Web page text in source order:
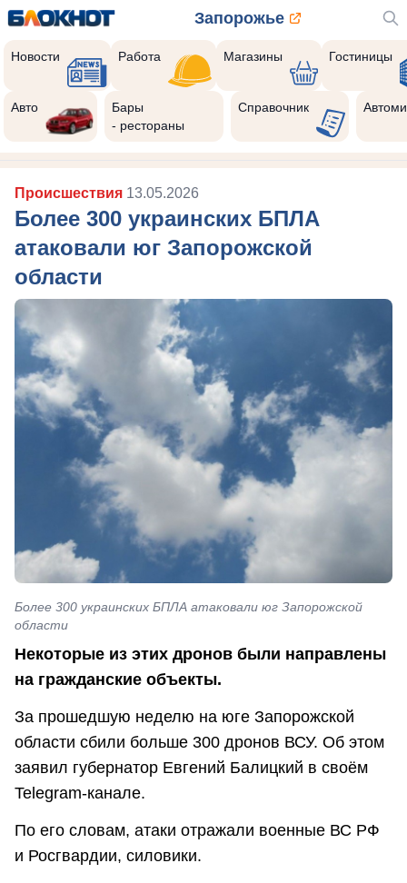
Запорожье
Новости Работа Магазины Гостиницы
Авто
Бары
- рестораны
Справочник
Происшествия 13.05.2026
Более 300 украинских БПЛА
атаковали юг Запорожской
области
Более 300 украинских БПЛА атаковали юг Запорожской
области
Некоторые из этих дронов были направлены
на гражданские объекты.
За прошедшую неделю на юге Запорожской
области сбили больше 300 дронов ВСУ. Об этом
заявил губернатор Евгений Балицкий в своём
Telegram-канале.
По его словам, атаки отражали военные ВС РФ
и Росгвардии, силовики.